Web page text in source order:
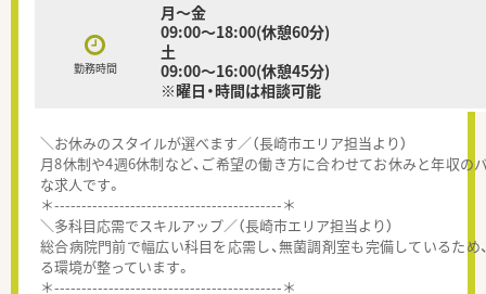
勤務時間
月～金
09:00～18:00(休憩60分)
土
09:00～16:00(休憩45分)
※曜日・時間は相談可能
＼お休みのスタイルが選べます／（長崎市エリア担当より）
月8休制や4週6休制など、ご希望の働き方に合わせてお休みと年収の
な求人です。
＊------------------------------------------＊
＼多科目応需でスキルアップ／（長崎市エリア担当より）
総合病院門前で幅広い科目を応需し、無菌調剤室も完備しているため
る環境が整っています。
＊------------------------------------------＊